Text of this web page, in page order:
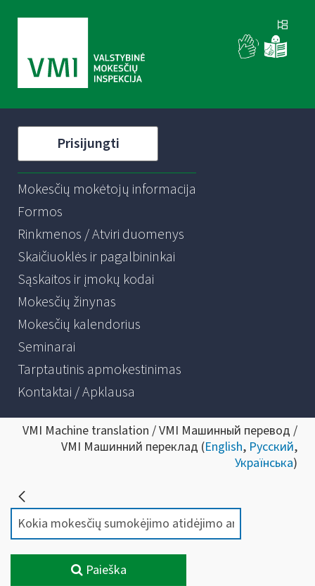
Prisijungti
Mokesčių mokėtojų informacija
Formos
Rinkmenos / Atviri duomenys
Skaičiuoklės ir pagalbininkai
Sąskaitos ir įmokų kodai
Mokesčių žinynas
Mokesčių kalendorius
Seminarai
Tarptautinis apmokestinimas
Kontaktai / Apklausa
VMI Machine translation / VMI Машинный перевод /
VMI Машинний переклад (English, Русский,
Українська)
Paieška